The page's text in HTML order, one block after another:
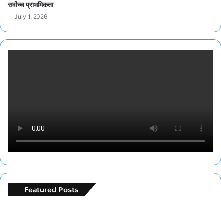
सर्वोच्च प्राथमिकता
July 1, 2026
Featured Posts